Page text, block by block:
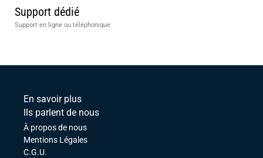
Support dédié
Support en ligne ou téléphonique
En savoir plus
Ils parlent de nous
À propos de nous
Mentions Légales
C.G.U.